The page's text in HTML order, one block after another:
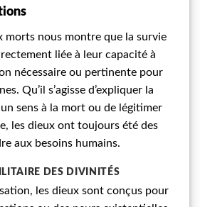
morts nous montre que la survie
liée à leur capacité à
nécessaire ou pertinente pour
Qu’il s’agisse d’expliquer la
sens à la mort ou de légitimer
les dieux ont toujours été des
aux besoins humains.
DES DIVINITÉS
les dieux sont conçus pour